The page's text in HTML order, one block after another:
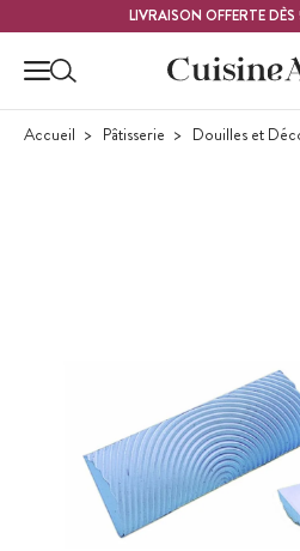
LIVRAISON OFFERTE
Accueil Pâtisserie Douilles et